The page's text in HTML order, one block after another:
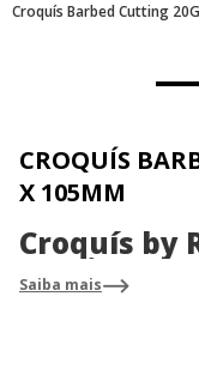
Croquís Barbed Cutting
CROQUÍS
X 105MM
Croquís by
Cutting 20G
Saiba mais